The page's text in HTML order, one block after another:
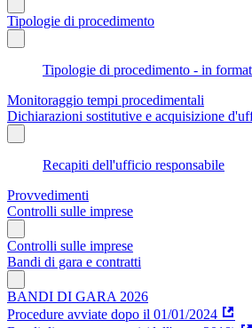
Tipologie di procedimento
Tipologie di procedimento - in
Monitoraggio tempi procedimentali
Dichiarazioni sostitutive e acquisizione
Recapiti dell'ufficio responsabile
Provvedimenti
Controlli sulle imprese
Controlli sulle imprese
Bandi di gara e contratti
BANDI DI GARA 2026
Procedure avviate dopo il 01/01/2024